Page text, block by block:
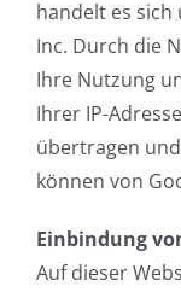
handelt es
Inc. Durch die
Ihre Nutzung
Ihrer IP-
übertragen
können von
Einbindung
Auf dieser